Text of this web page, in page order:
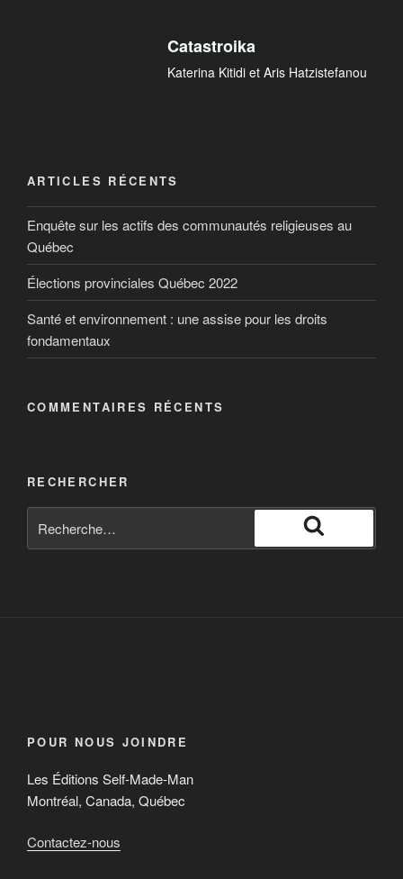
Catastroika
Katerina Kitidi et Aris Hatzistefanou
ARTICLES RÉCENTS
Enquête sur les actifs des communautés religieuses au
Québec
Élections provinciales Québec 2022
Santé et environnement : une assise pour les droits
fondamentaux
COMMENTAIRES RÉCENTS
RECHERCHER
POUR NOUS JOINDRE
Les Éditions Self-Made-Man
Montréal, Canada, Québec
Contactez-nous